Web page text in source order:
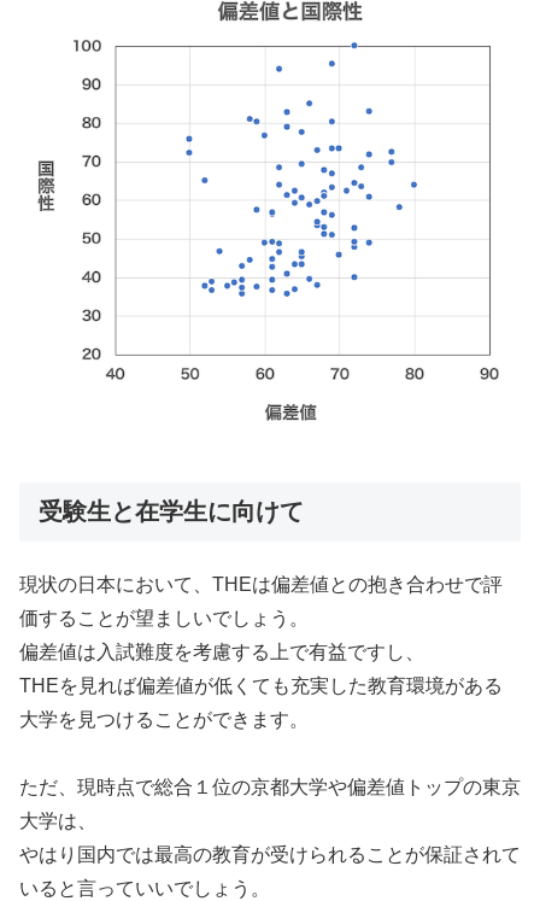
受験生と在学生に向けて
現状の日本において、THEは偏差値との抱き合わせで評
価することが望ましいでしょう。
偏差値は入試難度を考慮する上で有益ですし、
THEを見れば偏差値が低くても充実した教育環境がある
大学を見つけることができます。
ただ、現時点で総合１位の京都大学や偏差値トップの東京
大学は、
やはり国内では最高の教育が受けられることが保証されて
いると言っていいでしょう。